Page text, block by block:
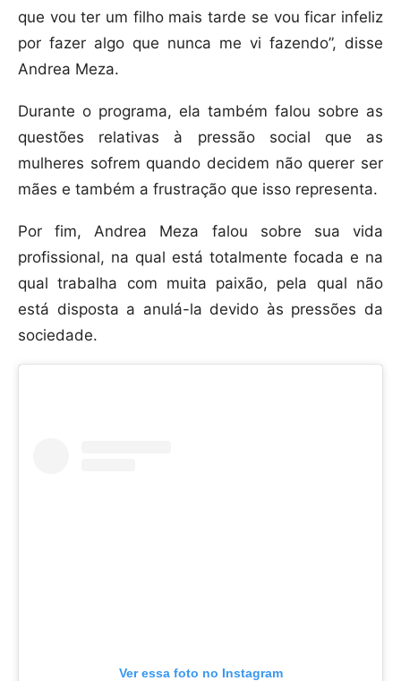
que vou ter um filho mais tarde se vou ficar infeliz
por fazer algo que nunca me vi fazendo”, disse
Andrea Meza.
Durante o programa, ela também falou sobre as
questões relativas à pressão social que as
mulheres sofrem quando decidem não querer ser
mães e também a frustração que isso representa.
Por fim, Andrea Meza falou sobre sua vida
profissional, na qual está totalmente focada e na
qual trabalha com muita paixão, pela qual não
está disposta a anulá-la devido às pressões da
sociedade.
Ver essa foto no Instagram